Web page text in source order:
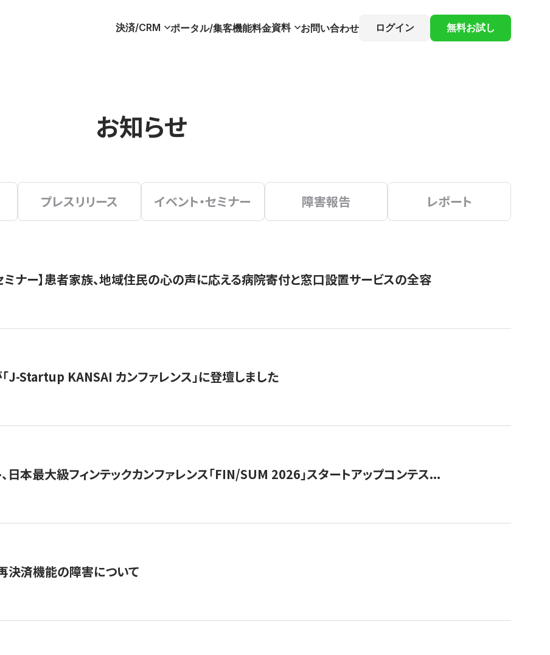
決済/CRM ポータル/集客機能料金資料 お問い合わせ ログイン 無料お試し
お知らせ
プレスリリース イベント・セミナー 障害報告 レポート
ミナー】患者家族、地域住民の心の声に応える病院寄付と窓口設置サービスの全容
J-Startup KANSAI カンファレンス」に登壇しました
日本最大級フィンテックカンファレンス「FIN/SUM 2026」スタートアップコンテス...
決済機能の障害について